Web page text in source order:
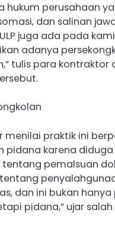
hukum perusahaan
dan salinan
juga ada pada
adanya
tulis para kontraktor
menilai praktik ini
pidana karena
tentang pemalsuan
tentang
dan ini bukan
pidana,” ujar